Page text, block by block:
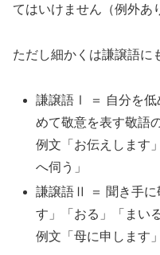
てはいけません（例外あ
ただし細かくは謙譲語に
謙譲語Ⅰ ＝ 自分を低
めて敬意を表す敬語
例文「お伝えします
へ伺う」
謙譲語Ⅱ ＝ 聞き手に
す」「おる」「まい
例文「母に申します